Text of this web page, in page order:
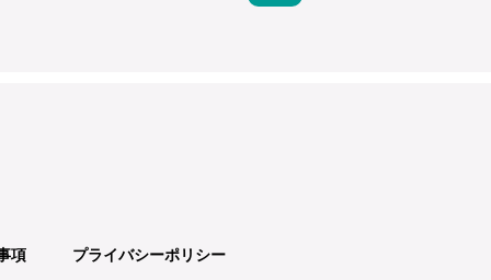
項 プライバシーポリシー